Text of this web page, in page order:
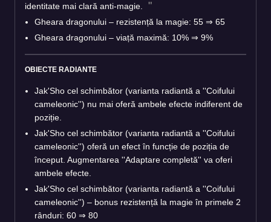
identitate mai clară anti-magie.
Gheara dragonului – rezistență la magie: 55 ⇒ 65
Gheara dragonului – viață maximă: 10% ⇒ 9%
OBIECTE RADIANTE
Jak'Sho cel schimbător (varianta radiantă a ''Coifului
cameleonic'') nu mai oferă ambele efecte indiferent de
poziție.
Jak'Sho cel schimbător (varianta radiantă a ''Coifului
cameleonic'') oferă un efect în funcție de poziția de
început. Augmentarea ''Adaptare completă'' va oferi
ambele efecte.
Jak'Sho cel schimbător (varianta radiantă a ''Coifului
cameleonic'') – bonus rezistență la magie în primele 2
rânduri: 60 ⇒ 80